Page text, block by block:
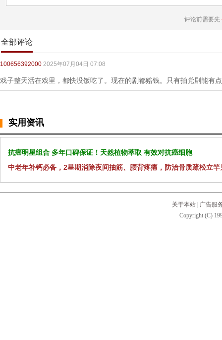
评论前需要先
全部评论
100656392000 2025年07月04日 07:08
戏子整天活在戏里，都快没饭吃了。现在的剧都赔钱。只有拍党剧能有
实用资讯
抗癌明星组合 多年口碑保证！天然植物萃取 有效对抗癌细胞
中老年补钙必备，2星期消除夜间抽筋、腰背疼痛，防治骨质疏松立竿
关于本站
广告服
Copyright (C)